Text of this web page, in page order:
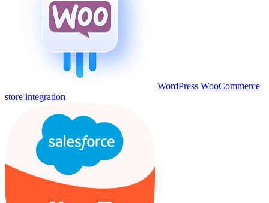
WordPress WooCommerce
store integration